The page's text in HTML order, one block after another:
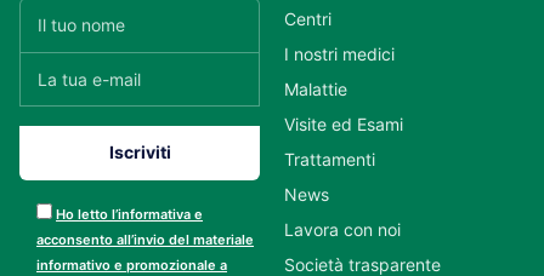
Ho letto l’informativa e
acconsento all’invio del materiale
informativo e promozionale a
Centri
I nostri medici
Malattie
Visite ed Esami
Trattamenti
News
Lavora con noi
Società trasparente